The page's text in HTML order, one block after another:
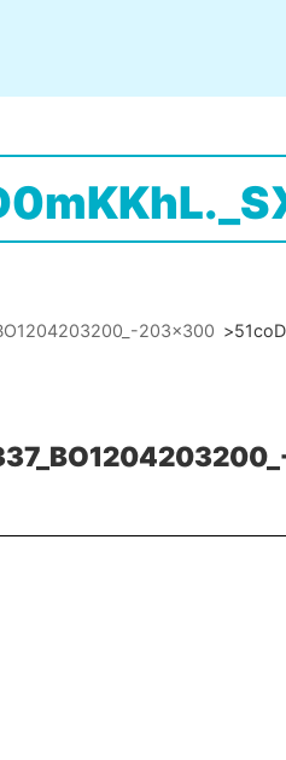
203x300 >